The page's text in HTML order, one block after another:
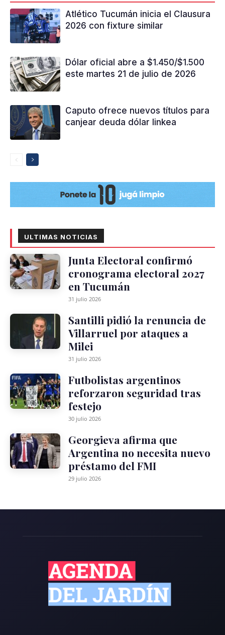
Atlético Tucumán inicia el Clausura
2026 con fixture similar
Dólar oficial abre a $1.450/$1.500
este martes 21 de julio de 2026
Caputo ofrece nuevos títulos para
canjear deuda dólar linkea
ULTIMAS NOTICIAS
Junta Electoral confirmó
cronograma electoral 2027
en Tucumán
31 julio 2026
Santilli pidió la renuncia de
Villarruel por ataques a
Milei
31 julio 2026
Futbolistas argentinos
reforzaron seguridad tras
festejo
30 julio 2026
Georgieva afirma que
Argentina no necesita nuevo
préstamo del FMI
29 julio 2026